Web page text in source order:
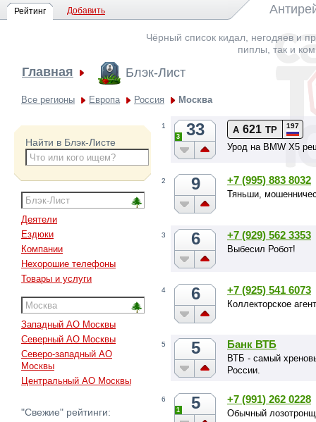
Рейтинг Добавить
Чёрный список кидал, негодяев и
пиплы, так и
Главная Блэк-Лист
Все регионы Европа Россия Москва
Найти в Блэк-Листе
Деятели
Ездюки
Компании
Нехорошие телефоны
Товары и услуги
Западный АО Москвы
Северный АО Москвы
Северо-западный АО
Москвы
Центральный АО Москвы
"Свежие" рейтинги:
1 33
3
А 621 ТР 197
Урод на BMW X5
2 9 +7 (995) 883 8032
Тяньши,
3 6 +7 (929) 562 3353
Выбесил Робот!
4 6 +7 (925) 541 6073
Коллекторское
5 5 Банк ВТБ
ВТБ - самый
России.
6 5
1
+7 (991) 262 0228
Обычный